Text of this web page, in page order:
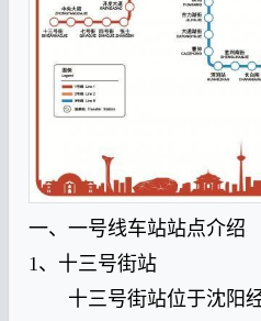
一、一号线车站站点介绍
1、十三号街站
十三号街站位于沈阳经